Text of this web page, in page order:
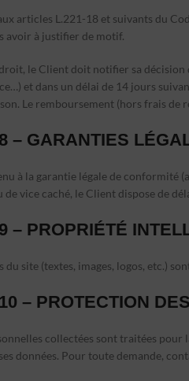
articles L.221-18 et suivants du
avoir à justifier de motif.
le Client doit notifier sa décision
et dans un délai de 14 jours
Le remboursement (hors frais
– GARANTIES
à la garantie légale de conformité
vice caché, le Client dispose de
– PROPRIÉTÉ
du site (textes, images, logos, etc.)
– PROTECTION
collectées sont traitées
données. Pour toute demande,